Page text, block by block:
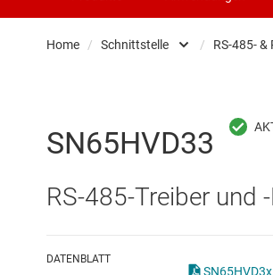
Home / Schnittstelle
Die- & Wafer-
/ RS-485- &
SN65HVD33
RS-485-Treiber und
DATENBLATT